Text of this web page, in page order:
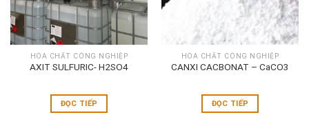
HÓA CHẤT CÔNG NGHIỆP
AXIT SULFURIC- H2SO4
ĐỌC TIẾP
HÓA CHẤT CÔNG NGHIỆP
CANXI CACBONAT – CaCO3
ĐỌC TIẾP